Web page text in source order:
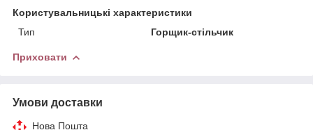
Користувальницькі характеристики
Тип
Горщик-стільчик
Приховати
Умови доставки
Нова Пошта